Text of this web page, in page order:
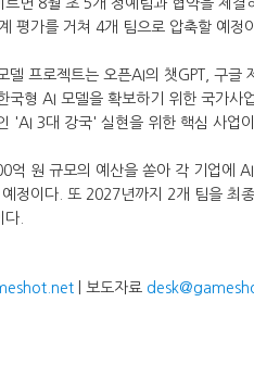
르면 8월 초 5개 정예팀과 협약을 체
평가를 거쳐 4개 팀으로 압축할 예정
델 프로젝트는 오픈AI의 챗GPT, 구
국형 AI 모델을 확보하기 위한 국가사
'AI 3대 강국' 실현을 위한 핵심 사업이
억 원 규모의 예산을 쏟아 각 기업에
정이다. 또 2027년까지 2개 팀을 최
.
| 보도자료